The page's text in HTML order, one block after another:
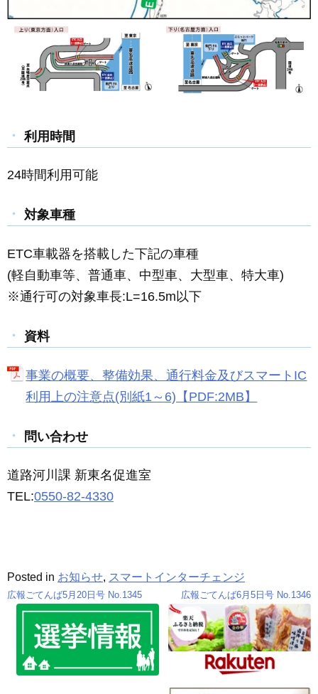
利用時間
24時間利用可能
対象車種
ETC車載器を搭載した下記の車種
(軽自動車等、普通車、中型車、大型車、特大車)
※通行可の対象車長:L=16.5m以下
資料
事業の概要、整備効果、通行料金及びスマートIC
利用上の注意点(別紙1～6)【PDF:2MB】
問い合わせ
道路河川課 新東名促進室
TEL:0550-82-4330
Posted in お知らせ, スマートインターチェンジ
投
広報ごてんば5月20日号 No.1345 広報ごてんば6月5日号 No.1346